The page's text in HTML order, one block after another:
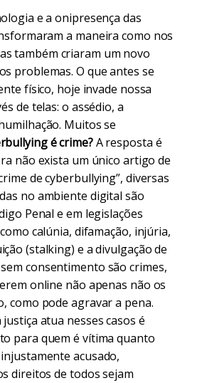
e a onipresença das
a maneira como nos
também criaram um novo
problemas. O que antes se
físico, hoje invade nossa
de telas: o assédio, a
Muitos se
é crime?A resposta é
não exista um único artigo de
de cyberbullying”, diversas
no ambiente digital são
Penal e em legislações
calúnia, difamação, injúria,
(stalking) e a divulgação de
consentimento são crimes,
online não apenas não os
como pode agravar a pena.
atua nesses casos é
para quem é vítima quanto
acusado,
direitos de todos sejam